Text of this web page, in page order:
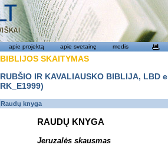
apie projektą apie svetainę medis
BIBLIJOS SKAITYMAS
RUBŠIO IR KAVALIAUSKO BIBLIJA,
RK_E1999)
Raudų knyga
RAUDŲ KNYGA
Jeruzalės skausmas